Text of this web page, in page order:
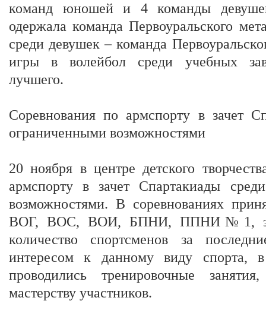
команд юношей и 4 команды
одержала команда Первоуральского
среди девушек – команда
игры в волейбол среди учебных
лучшего.
Соревнования по армспорту в зачет
ограниченными возможностями
20 ноября в центре детского
армспорту в зачет Спартакиады
возможностями. В соревнованиях
ВОГ, ВОС, ВОИ, БПНИ, ППНИ№1, это
количество спортсменов за
интересом к данному виду спорта,
проводились тренировочные
мастерству участников.